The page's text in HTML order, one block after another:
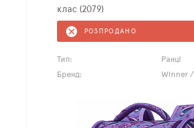
клас (2079)
РОЗПРОДАНО
Тип:
Ранці
Бренд:
Winner /